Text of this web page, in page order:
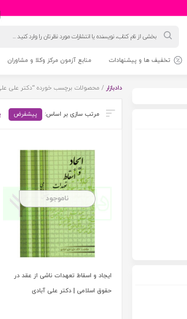
محصولات
تخفیف ها و پیشنهادات منابع آزمون مرکز وکلا و مشاوران
دادبازار / محصولات برچسب خورده “دکتر علی
پیشفرض
ناموجود
ایجاد و اسقاط تعهدات ناشی از عقد در
حقوق اسلامی | دکتر علی آبادی